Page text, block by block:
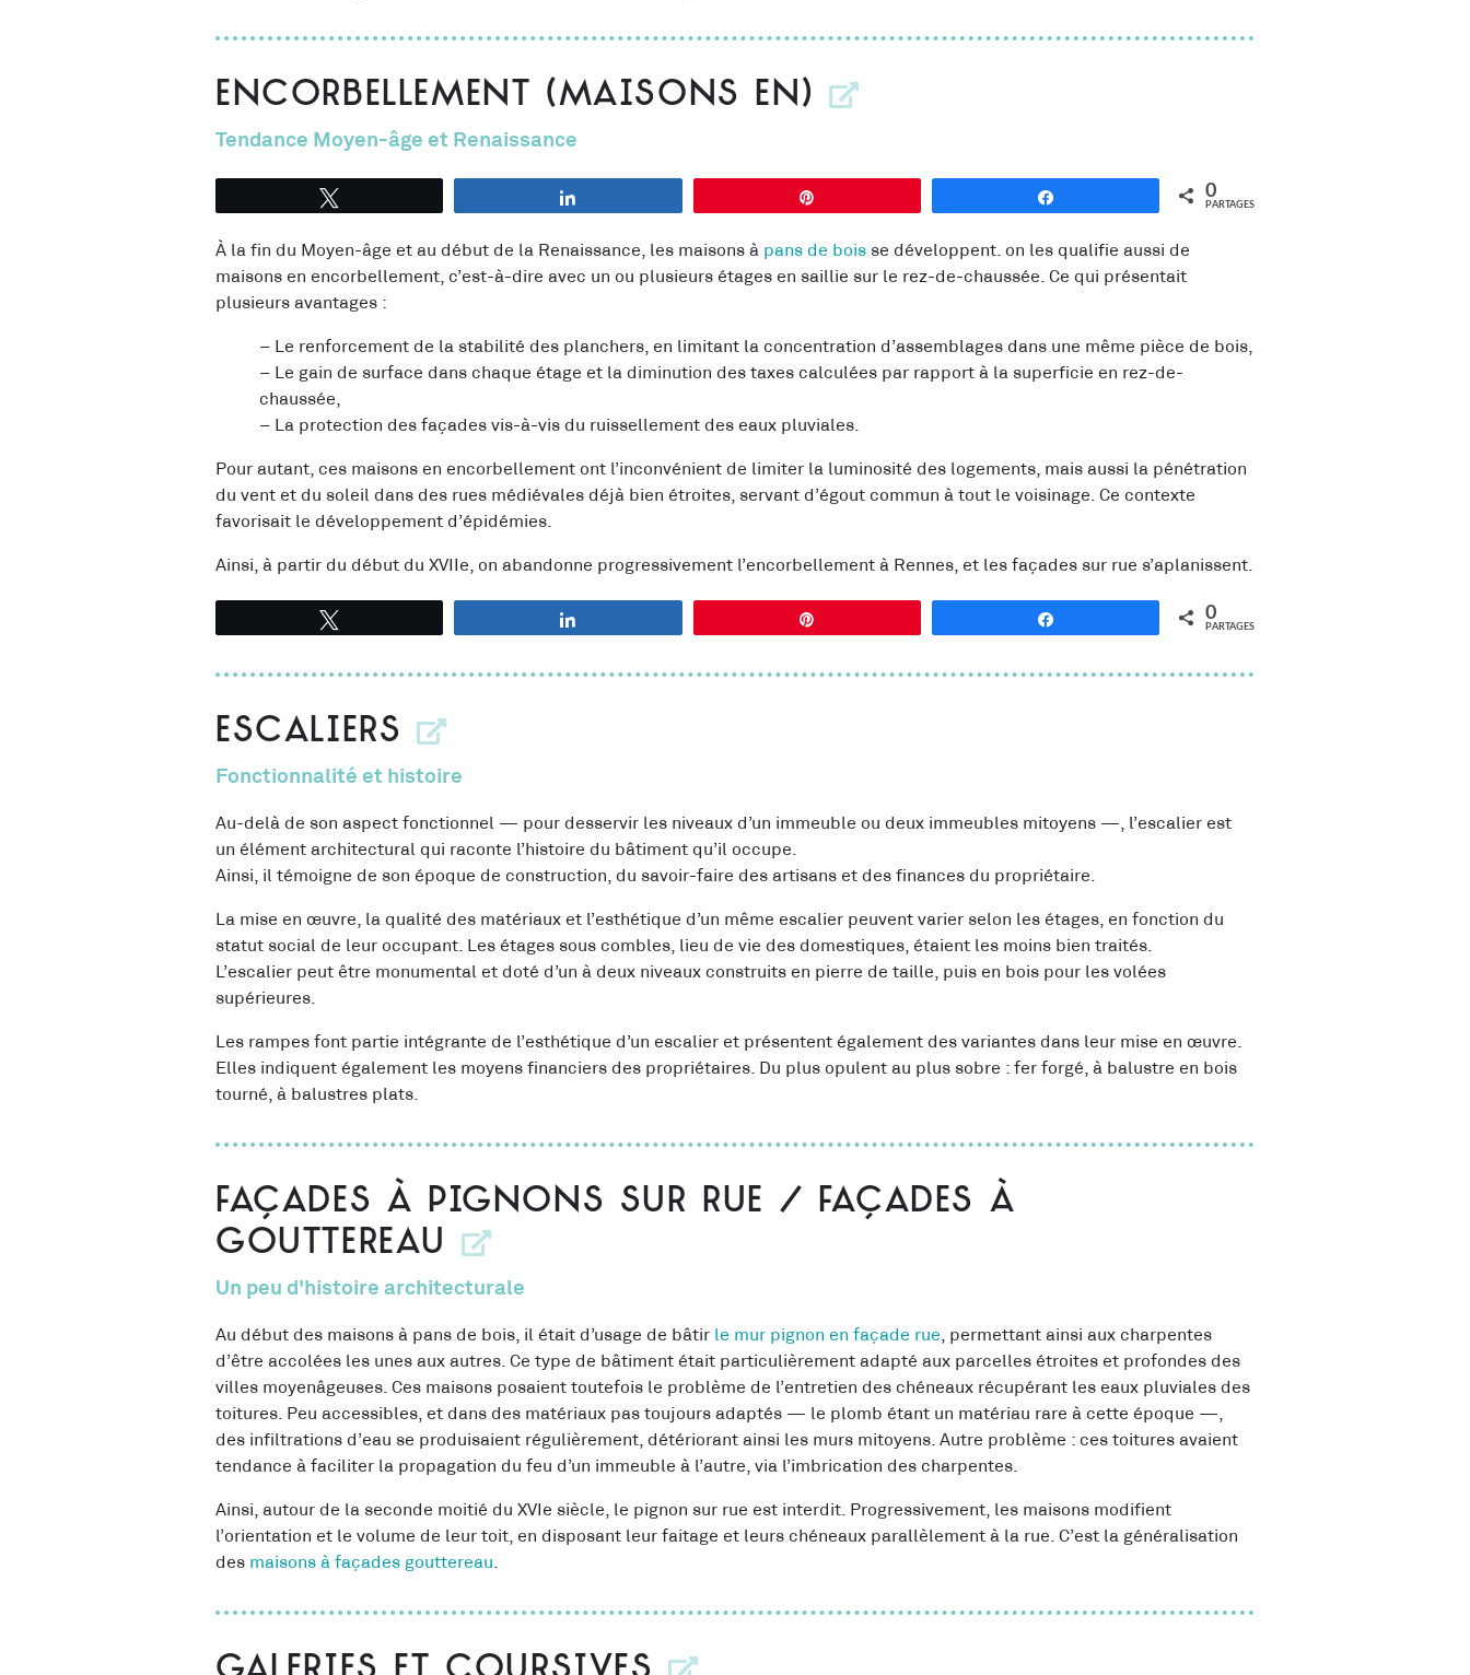
Encorbellement (maisons en)
Tendance Moyen-âge et Renaissance
0
PARTAGES
À la fin du Moyen-âge et au début de la Renaissance, les maisons à pans de bois se développent. on les qualifie aussi de
maisons en encorbellement, c’est-à-dire avec un ou plusieurs étages en saillie sur le rez-de-chaussée. Ce qui présentait
plusieurs avantages :
– Le renforcement de la stabilité des planchers, en limitant la concentration d’assemblages dans une même pièce de bois,
– Le gain de surface dans chaque étage et la diminution des taxes calculées par rapport à la superficie en rez-de-
chaussée,
– La protection des façades vis-à-vis du ruissellement des eaux pluviales.
Pour autant, ces maisons en encorbellement ont l’inconvénient de limiter la luminosité des logements, mais aussi la pénétration
du vent et du soleil dans des rues médiévales déjà bien étroites, servant d’égout commun à tout le voisinage. Ce contexte
favorisait le développement d’épidémies.
Ainsi, à partir du début du XVIIe, on abandonne progressivement l’encorbellement à Rennes, et les façades sur rue s’aplanissent.
0
PARTAGES
Escaliers
Fonctionnalité et histoire
Au-delà de son aspect fonctionnel — pour desservir les niveaux d’un immeuble ou deux immeubles mitoyens —, l’escalier est
un élément architectural qui raconte l’histoire du bâtiment qu’il occupe.
Ainsi, il témoigne de son époque de construction, du savoir-faire des artisans et des finances du propriétaire.
La mise en œuvre, la qualité des matériaux et l’esthétique d’un même escalier peuvent varier selon les étages, en fonction du
statut social de leur occupant. Les étages sous combles, lieu de vie des domestiques, étaient les moins bien traités.
L’escalier peut être monumental et doté d’un à deux niveaux construits en pierre de taille, puis en bois pour les volées
supérieures.
Les rampes font partie intégrante de l’esthétique d’un escalier et présentent également des variantes dans leur mise en œuvre.
Elles indiquent également les moyens financiers des propriétaires. Du plus opulent au plus sobre : fer forgé, à balustre en bois
tourné, à balustres plats.
Façades à pignons sur rue / façades à
gouttereau
Un peu d'histoire architecturale
Au début des maisons à pans de bois, il était d’usage de bâtir le mur pignon en façade rue , permettant ainsi aux charpentes
d’être accolées les unes aux autres. Ce type de bâtiment était particulièrement adapté aux parcelles étroites et profondes des
villes moyenâgeuses. Ces maisons posaient toutefois le problème de l’entretien des chéneaux récupérant les eaux pluviales des
toitures. Peu accessibles, et dans des matériaux pas toujours adaptés — le plomb étant un matériau rare à cette époque —,
des infiltrations d’eau se produisaient régulièrement, détériorant ainsi les murs mitoyens. Autre problème : ces toitures avaient
tendance à faciliter la propagation du feu d’un immeuble à l’autre, via l’imbrication des charpentes.
Ainsi, autour de la seconde moitié du XVIe siècle, le pignon sur rue est interdit. Progressivement, les maisons modifient
l’orientation et le volume de leur toit, en disposant leur faitage et leurs chéneaux parallèlement à la rue. C’est la généralisation
des maisons à façades gouttereau